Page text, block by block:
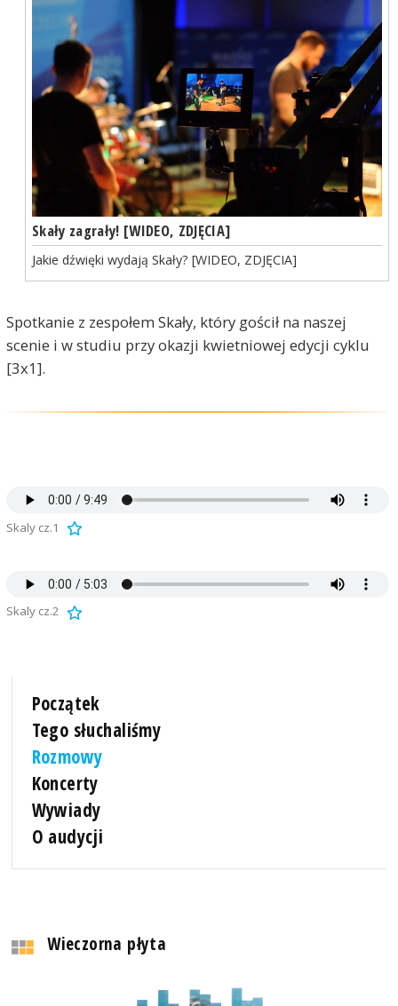
Skały zagrały! [WIDEO, ZDJĘCIA]
Jakie dźwięki wydają Skały? [WIDEO, ZDJĘCIA]
Spotkanie z zespołem Skały, który gościł na naszej
scenie i w studiu przy okazji kwietniowej edycji cyklu
[3x1].
Skaly cz.1
Skaly cz.2
Początek
Tego słuchaliśmy
Rozmowy
Koncerty
Wywiady
O audycji
Wieczorna płyta